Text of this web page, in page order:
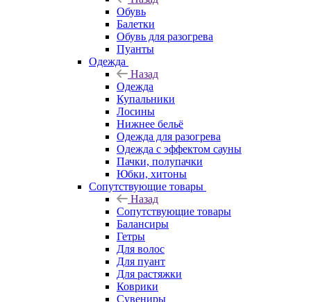
Обувь
Балетки
Обувь для разогрева
Пуанты
Одежда
Назад
Одежда
Купальники
Лосины
Нижнее бельё
Одежда для разогрева
Одежда с эффектом сауны
Пачки, полупачки
Юбки, хитоны
Сопутствующие товары
Назад
Сопутствующие товары
Балансиры
Гетры
Для волос
Для пуант
Для растяжки
Коврики
Сувениры